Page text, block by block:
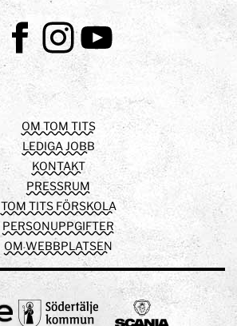
FacebookInstagram
Youtube
OM TOM TITS
LEDIGA JOBB
KONTAKT
PRESSRUM
TOM TITS FÖRSKOLA
PERSONUPPGIFTER
OM WEBBPLATSEN